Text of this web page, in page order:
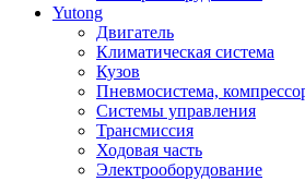
Yutong
Двигатель
Климатическая система
Кузов
Пневмосистема,
Системы управления
Трансмиссия
Ходовая часть
Электрооборудование